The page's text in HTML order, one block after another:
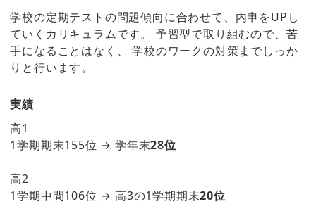
学校の定期テストの問題傾向に合わせて、内申をUPし
ていくカリキュラムです。 予習型で取り組むので、苦
手になることはなく、 学校のワークの対策までしっか
りと行います。
実績
高1
1学期期末155位 → 学年末28位
高2
1学期中間106位 → 高3の1学期期末20位